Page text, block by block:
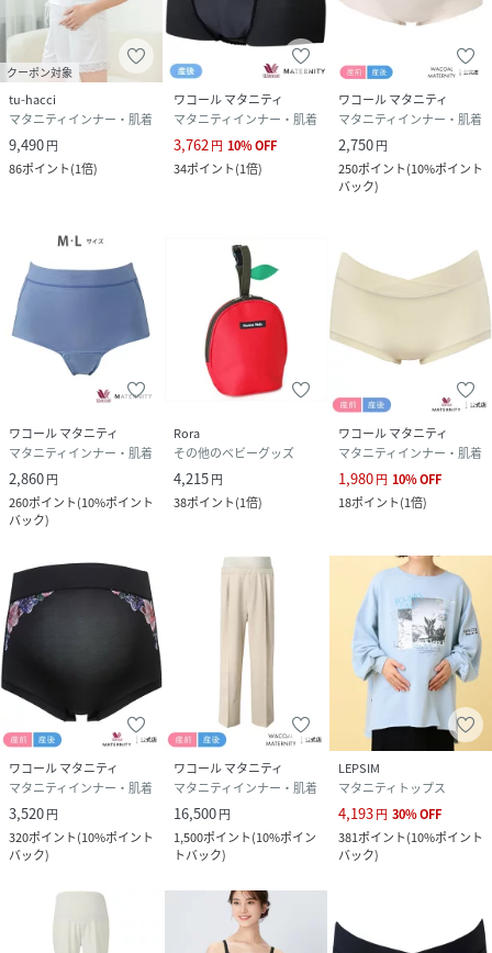
■カラー：ブラック
■サイズ
広くなっています。
※詳しくはサイズ表をご確認ください。
ナイロン・ポリウレタン アルガン加工（保湿効果が期待で
きます）
【開封時・着用前】
・開封時、袋から出される際は、引っかからない様に気を付
・着用前に必ず商品をご確認ください。
【着用時】
・妊娠中の母体の変化には個人差がありますので着用に不安
がありましたら、お医者様にご相談ください。
・肌に異常を感じたり、締め付け・不調を感じた場合はすみ
やかに着用をおやめください。かかりつけのお医者様に着用
の可否をご相談いただくことをお勧めします。
・適正なサイズか確認してください。
・手の爪はなめらかにして、生地を傷つける恐れのあるもの
は取り外してから、着用してください。
・爪を立てたり、一点に集中して引上げると「破れ」を引き
・着用時は「しゃがむ」「正座する」など同じ姿勢を続ける
ことはお控え下さい。
クーポン対象
tu-hacci
マタニティインナー・肌着
9,490円
86ポイント(1倍)
ワコール マタニティ
マタニティインナー・肌着
3,762 円 10%OFF
34ポイント(1倍)
ワコール マタニティ
マタニティインナー・肌着
2,750円
250ポイント(10%ポイント
バック)
ワコール マタニティ
マタニティインナー・肌着
2,860円
260ポイント(10%ポイント
バック)
Rora
その他のベビーグッズ
4,215円
38ポイント(1倍)
ワコール マタニティ
マタニティインナー・肌着
1,980円 10%OFF
18ポイント(1倍)
ワコール マタニティ
マタニティインナー・肌着
3,520円
320ポイント(10%ポイント
バック)
ワコール マタニティ
マタニティインナー・肌着
16,500円
1,500ポイント(10%ポイン
トバック)
LEPSIM
マタニティトップス
4,193円 30%OFF
381ポイント(10%ポイント
バック)